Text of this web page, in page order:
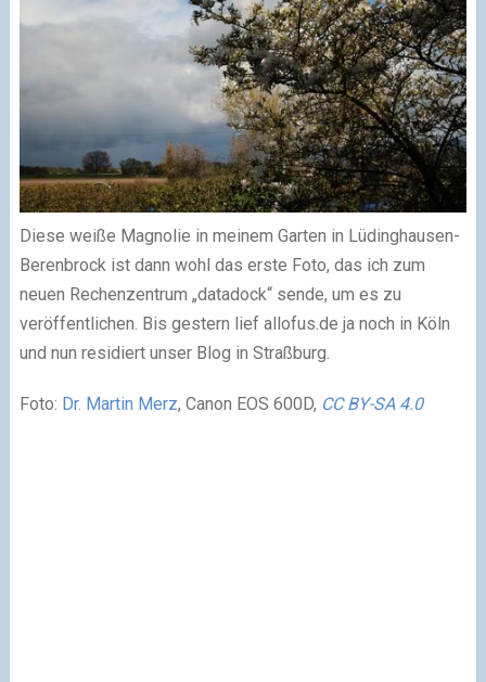
Diese weiße Magnolie in meinem Garten in Lüdinghausen-
Berenbrock ist dann wohl das erste Foto, das ich zum
neuen Rechenzentrum „datadock“ sende, um es zu
veröffentlichen. Bis gestern lief allofus.de ja noch in Köln
und nun residiert unser Blog in Straßburg.
Foto: Dr. Martin Merz, Canon EOS 600D, CC BY-SA 4.0